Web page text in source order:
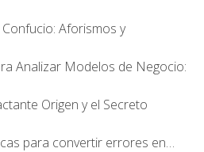
Aforismos y
Analizar Modelos de Negocio:
Origen y el Secreto
para convertir errores en…